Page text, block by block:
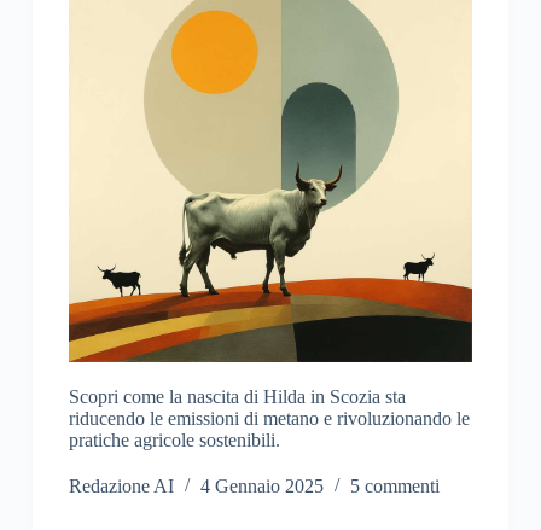
Scopri come la nascita di Hilda in Scozia sta
riducendo le emissioni di metano e rivoluzionando le
pratiche agricole sostenibili.
Redazione AI 4 Gennaio 2025 5 commenti